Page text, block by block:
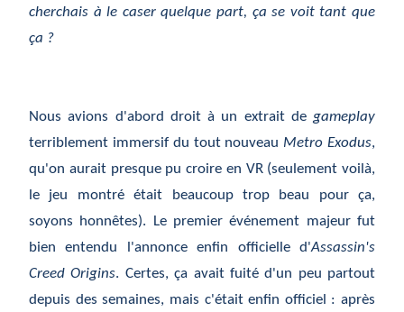
cherchais à le caser quelque part, ça se voit tant que
ça ?
Nous avions d'abord droit à un extrait de gameplay
terriblement immersif du tout nouveau Metro Exodus,
qu'on aurait presque pu croire en VR (seulement voilà,
le jeu montré était beaucoup trop beau pour ça,
soyons honnêtes). Le premierévénement majeur fut
bien entendu l'annonce enfin officielle d'Assassin's
Creed Origins. Certes,ça avait fuitéd'un peu partout
depuis des semaines, mais c'était enfin officiel : après